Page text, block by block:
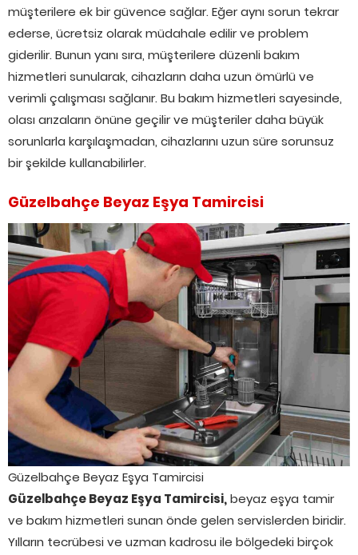
müşterilere ek bir güvence sağlar. Eğer aynı sorun tekrar
ederse, ücretsiz olarak müdahale edilir ve problem
giderilir. Bunun yanı sıra, müşterilere düzenli bakım
hizmetleri sunularak, cihazların daha uzun ömürlü ve
verimli çalışması sağlanır. Bu bakım hizmetleri sayesinde,
olası arızaların önüne geçilir ve müşteriler daha büyük
sorunlarla karşılaşmadan, cihazlarını uzun süre sorunsuz
bir şekilde kullanabilirler.
Güzelbahçe Beyaz Eşya Tamircisi
Güzelbahçe Beyaz Eşya Tamircisi
Güzelbahçe Beyaz Eşya Tamircisi,beyaz eşya tamir
ve bakım hizmetleri sunan önde gelen servislerden biridir.
Yılların tecrübesi ve uzman kadrosu ile bölgedeki birçok